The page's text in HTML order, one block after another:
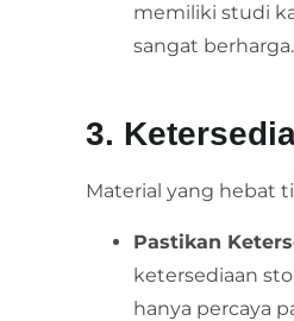
memiliki studi
sangat berharga.
3.
Material yang hebat
Pastikan
ketersediaan
hanya percaya